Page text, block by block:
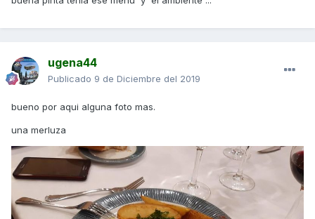
ugena44
Publicado 9 de Diciembre del 2019
bueno por aqui alguna foto mas.
una merluza